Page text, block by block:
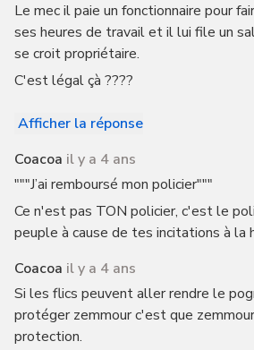
Le mec il paie un fonctionnaire pour
ses heures de travail et il lui file un
se croit propriétaire.
C'est légal çà ????
Afficher la réponse
Coacoa il y a 4 ans
"""J’ai remboursé mon policier"""
Ce n'est pas TON policier, c'est le
peuple à cause de tes incitations à la
Coacoa il y a 4 ans
Si les flics peuvent aller rendre le
protéger zemmour c'est que
protection.